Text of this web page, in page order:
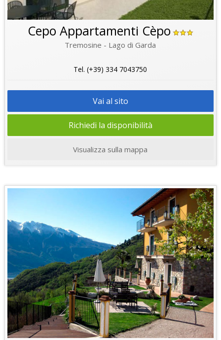
Cepo Appartamenti Cèpo
Tremosine - Lago di Garda
Tel. (+39) 334 7043750
Vai al sito
Richiedi la disponibilità
Visualizza sulla mappa